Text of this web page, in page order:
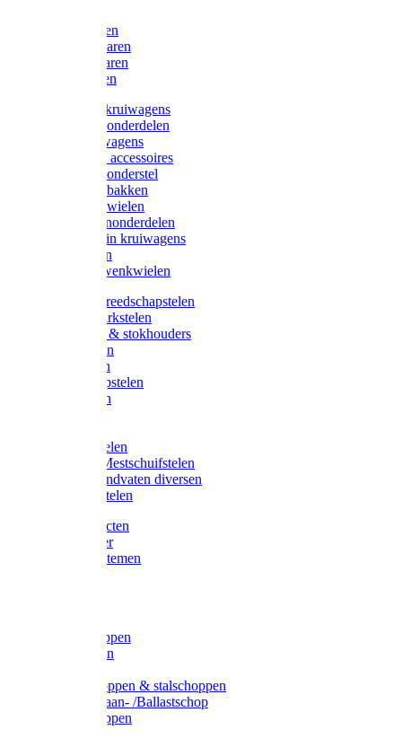
Snoeischaren
Heggenscharen
Takkenscharen
Snoeimessen
Landbouwkruiwagens
Kruiwagenonderdelen
Bouwkruiwagens
Kruiwagen accessoires
Kruiwagenonderstel
Kruiwagenbakken
Kruiwagenwielen
Steekwagenonderdelen
Huis en Tuin kruiwagens
Steekwagen
Bok- en Zwenkwielen
Overige gereedschapstelen
Bezem-/Harkstelen
Handvaten & stokhouders
Hamerstelen
Spadestelen
Graanschopstelen
Schopstelen
Gardena stelen
Sneeuw- /Mestschuifstelen
Stelen / Handvaten diversen
Telescoopstelen
Tuin producten
Fruitplukker
Ophangsystemen
Betonschoppen
Schepbatsen
Ballastschoppen & stalschoppen
Slijtsrip Graan- /Ballastschop
Graanschoppen